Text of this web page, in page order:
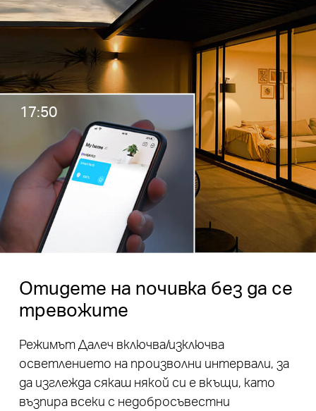
17:50
Отидете на почивка без да се
тревожите
Режимът Далеч включва/изключва
осветлението на произволни интервали, за
да изглежда сякаш някой си е вкъщи, като
възпира всеки с недобросъвестни